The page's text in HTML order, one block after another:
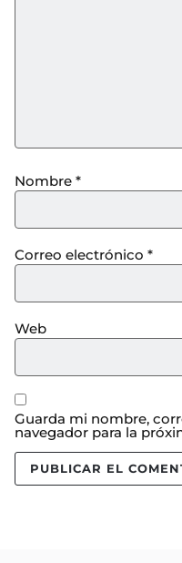
Nombre *
Correo electrónico *
Web
Guarda mi nombre,
navegador para la